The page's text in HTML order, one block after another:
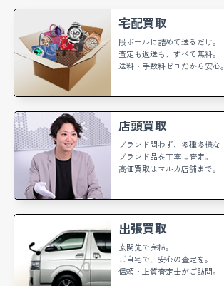
宅配買取
段ボールに詰めて送るだけ。
査定も返送も、すべて無料。
送料・手数料ゼロだから安心。
店頭買取
ブランド問わず、多種多様な
ブランド品を丁寧に査定。
高価買取はマルカ店舗まで。
出張買取
玄関先で完結。
ご自宅で、安心の査定を。
信頼・上質査定士がご訪問。